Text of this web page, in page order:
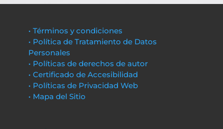
• Términos y condiciones
• Política de Tratamiento de Datos
Personales
• Políticas de derechos de autor
• Certificado de Accesibilidad
• Políticas de Privacidad Web
• Mapa del Sitio